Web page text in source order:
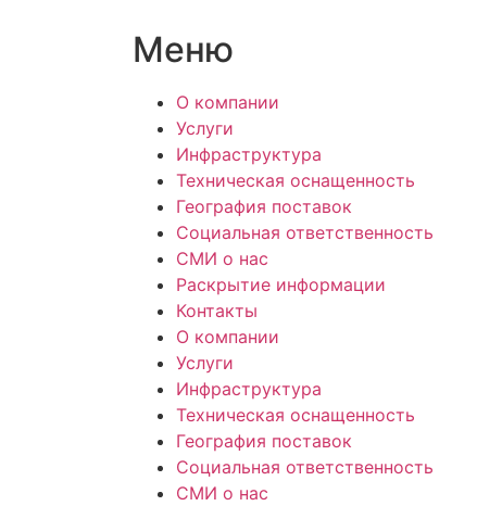
Меню
О компании
Услуги
Инфраструктура
Техническая оснащенность
География поставок
Социальная ответственность
СМИ о нас
Раскрытие информации
Контакты
О компании
Услуги
Инфраструктура
Техническая оснащенность
География поставок
Социальная ответственность
СМИ о нас